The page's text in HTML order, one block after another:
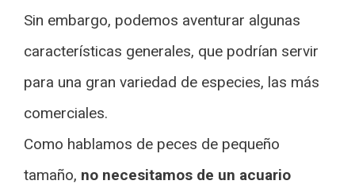
Sin embargo, podemos aventurar algunas
características generales, que podrían servir
para una gran variedad de especies, las más
comerciales.
Como hablamos de peces de pequeño
tamaño, no necesitamos de un acuario